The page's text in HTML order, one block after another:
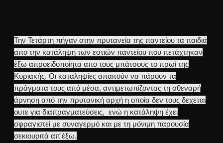
Την Τετάρτη πήγαν στην πρυτανεία της παντείου τα παιδιά
απο την κατάληψη των εστιών παντείου που πετάχτηκαν
έξω απροειδοποίητα απο τους μπάτσους το πρωί της
Κυριακής. Οι καταληψίες απαιτούν να πάρουν τα
πράγματα τους από μέσα, αντιμετωπίζοντας τη σθεναρή
άρνηση από την πρυτανική αρχή η οποία δεν τους δεχεται
ουτε για διαπραγματεύσεις, ενώ η κατάληψη έχει
σφραγιστεί με συναγερμό και με τη μόνιμη παρουσία
σεκιουριτά απ'έξω.